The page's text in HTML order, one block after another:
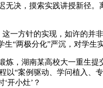
决，摸索实践讲授新径
方针的实现，如许的并
“两极分化”严沉，对学
湖南某高校大一重生提
“案例驱动、学问植入、
开小灶’？